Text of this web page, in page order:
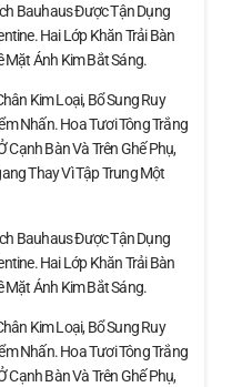
Bauhaus Được Tận Dụng
Hai Lớp Khăn Trải Bàn
Mặt Ánh Kim Bắt Sáng.
Kim Loại, Bổ Sung Ruy
Nhấn. Hoa Tươi Tông Trắng
Bàn Và Trên Ghế Phụ,
Thay Vì Tập Trung Một
Bauhaus Được Tận Dụng
Hai Lớp Khăn Trải Bàn
Mặt Ánh Kim Bắt Sáng.
Kim Loại, Bổ Sung Ruy
Nhấn. Hoa Tươi Tông Trắng
Bàn Và Trên Ghế Phụ,